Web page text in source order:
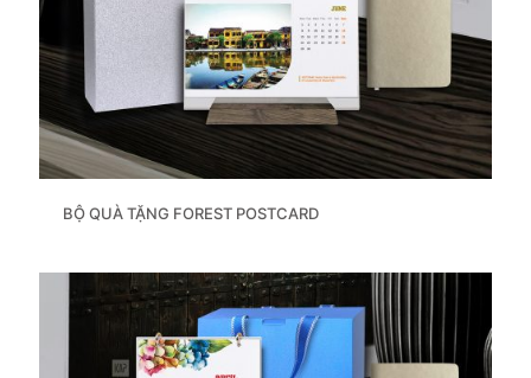
BỘ QUÀ TẶNG FOREST POSTCARD